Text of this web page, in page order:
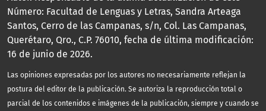
Número: Facultad de Lenguas y Letras, Sandra Arteaga
Santos, Cerro de las Campanas, s/n, Col. Las Campanas,
Querétaro, Qro., C.P. 76010, fecha de última modificación:
16 de junio de 2026.
Las opiniones expresadas por los autores no necesariamente reflejan la
postura del editor de la publicación. Se autoriza la reproducción total o
parcial de los contenidos e imágenes de la publicación, siempre y cuando se